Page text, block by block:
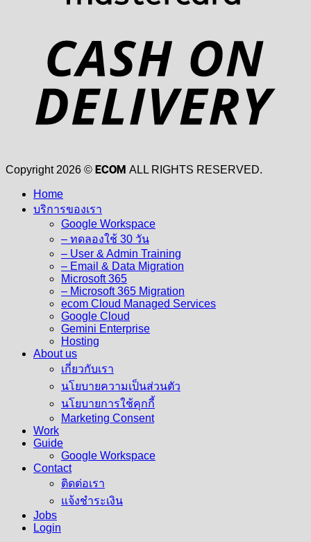
Copyright 2026 © ECOM ALL RIGHTS RESERVED.
Home
บริการของเรา
Google Workspace
– ทดลองใช้ 30 วัน
– User & Admin Training
– Email & Data Migration
Microsoft 365
– Microsoft 365 Migration
ecom Cloud Managed Services
Google Cloud
Gemini Enterprise
Hosting
About us
เกี่ยวกับเรา
นโยบายความเป็นส่วนตัว
นโยบายการใช้คุกกี้
Marketing Consent
Work
Guide
Google Workspace
Contact
ติดต่อเรา
แจ้งชำระเงิน
Jobs
Login